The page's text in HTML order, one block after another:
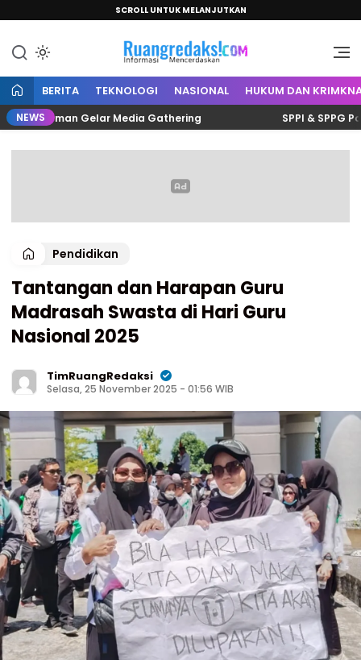
SCROLL UNTUK MELANJUTKAN
Ruang Redaksi
Informasi Mencerdaskan
BERITA TEKNOLOGI NASIONAL HUKUM DAN
NEWS Gelar Media Gathering SPPI & SPPG
Pendidikan
Tantangan dan Harapan Guru
Madrasah Swasta di Hari Guru
Nasional 2025
TimRuangRedaksi
Selasa, 25 November 2025 - 01:56 WIB